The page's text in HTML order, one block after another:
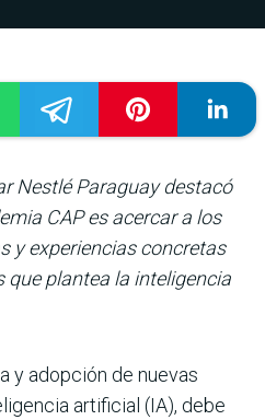
Nestlé Paraguay destacó
CAP es acercar a los
y experiencias concretas
plantea la inteligencia
y adopción de nuevas
artificial (IA), debe